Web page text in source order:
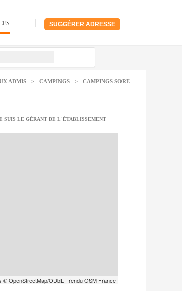
SUGGÉRER ADRESSE
ADMIS > CAMPINGS > CAMPINGS SORE
SUIS LE GÉRANT DE L'ÉTABLISSEMENT
© OpenStreetMap/ODbL - rendu OSM France